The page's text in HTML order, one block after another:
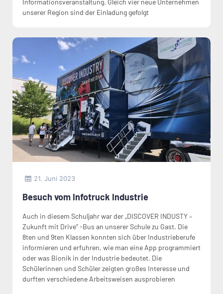
Informationsveranstaltung. Gleich vier neue Unternehmen
unserer Region sind der Einladung gefolgt
21. Juni 2023
Besuch vom Infotruck Industrie
Auch in diesem Schuljahr war der „DISCOVER INDUSTY –
Zukunft mit Drive“ -Bus an unserer Schule zu Gast. Die
8ten und 9ten Klassen konnten sich über Industrieberufe
informieren und erfuhren, wie man eine App programmiert
oder was Bionik in der Industrie bedeutet. Die
Schülerinnen und Schüler zeigten großes Interesse und
durften verschiedene Arbeitsweisen ausprobieren